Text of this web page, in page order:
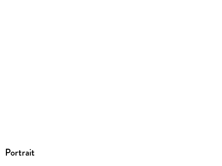
Portrait